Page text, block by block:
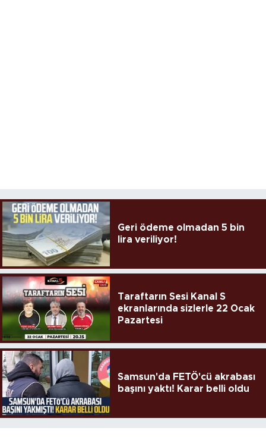
Geri ödeme olmadan 5 bin
lira veriliyor!
Taraftarın Sesi Kanal S
ekranlarında sizlerle 22 Ocak
Pazartesi
Samsun'da FETÖ'cü akrabası
başını yaktı! Karar belli oldu